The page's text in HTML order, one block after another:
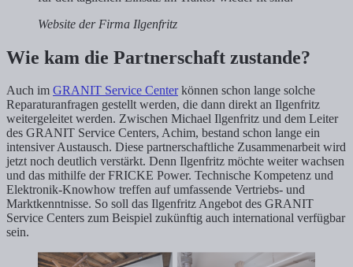
Website der Firma Ilgenfritz
Wie kam die Partnerschaft zustande?
Auch im GRANIT Service Centerkönnen schon lange solche
Reparaturanfragen gestellt werden, die dann direkt an Ilgenfritz
weitergeleitet werden. Zwischen Michael Ilgenfritz und dem Leiter
des GRANIT Service Centers, Achim, bestand schon lange ein
intensiver Austausch. Diese partnerschaftliche Zusammenarbeit wird
jetzt noch deutlich verstärkt. Denn Ilgenfritz möchte weiter wachsen
und das mithilfe der FRICKE Power. Technische Kompetenz und
Elektronik-Knowhow treffen auf umfassende Vertriebs- und
Marktkenntnisse. So soll das Ilgenfritz Angebot des GRANIT
Service Centers zum Beispiel zukünftig auch international verfügbar
sein.